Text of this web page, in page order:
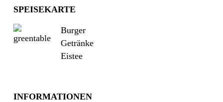
SPEISEKARTE
Burger
Getränke
Eistee
INFORMATIONEN